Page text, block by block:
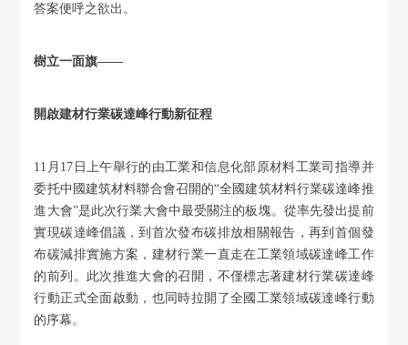
答案便呼之欲出。
樹立一面旗——
開啟建材行業碳達峰行動新征程
11月17日上午舉行的由工業和信息化部原材料工業司指導并
委托中國建筑材料聯合會召開的“全國建筑材料行業碳達峰推
進大會”是此次行業大會中最受關注的板塊。從率先發出提前
實現碳達峰倡議，到首次發布碳排放相關報告，再到首個發
布碳減排實施方案，建材行業一直走在工業領域碳達峰工作
的前列。此次推進大會的召開，不僅標志著建材行業碳達峰
行動正式全面啟動，也同時拉開了全國工業領域碳達峰行動
的序幕。